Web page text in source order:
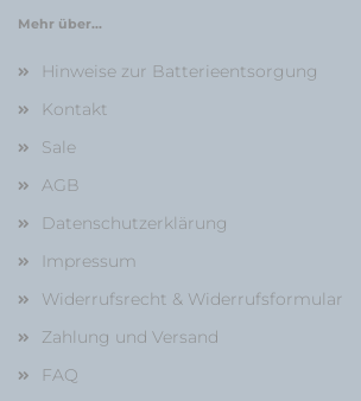
Mehr über...
Hinweise zur Batterieentsorgung
Kontakt
Sale
AGB
Datenschutzerklärung
Impressum
Widerrufsrecht & Widerrufsformular
Zahlung und Versand
FAQ